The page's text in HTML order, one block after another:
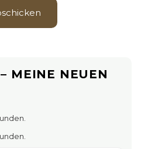
MEINE NEUEN